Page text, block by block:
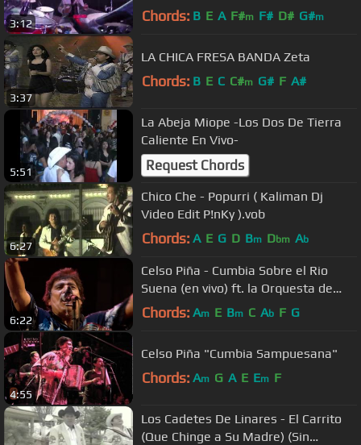
3:12
Mexico)
Chords: B E A F#m F# D# G#m
3:37
LA CHICA FRESA BANDA Zeta
Chords: B E C C#m G# F A#
5:51
La Abeja Miope -Los Dos De Tierra
Caliente En Vivo-
Request Chords
6:27
Chico Che - Popurri ( Kaliman Dj
Video Edit P!nKy ).vob
Chords: A E G D Bm Dbm Ab
6:22
Celso Piña - Cumbia Sobre el Rio
Suena (en vivo) ft. la Orquesta de
Baja California
Chords: Am E Bm C Ab F G
4:55
Celso Piña "Cumbia Sampuesana"
Chords: Am G A E Em F
Los Cadetes De Linares - El Carrito
(Que Chinge a Su Madre) (Sin